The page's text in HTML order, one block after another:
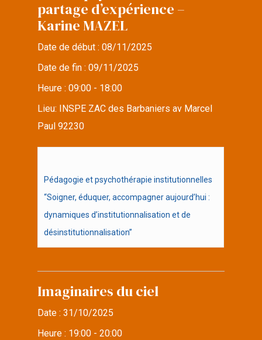
partage d’expérience –
Karine MAZEL
Date de début :08/11/2025
Date de fin :09/11/2025
Heure :09:00 - 18:00
Lieu:
INSPE ZAC des Barbaniers av Marcel
Paul 92230
Pédagogie et psychothérapie institutionnelles
“Soigner, éduquer, accompagner aujourd’hui :
dynamiques d’institutionnalisation et de
désinstitutionnalisation”
Imaginaires du ciel
Date :31/10/2025
Heure : 19:00 - 20:00